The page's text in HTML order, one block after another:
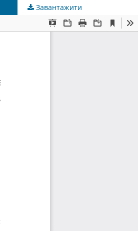
Завантажити